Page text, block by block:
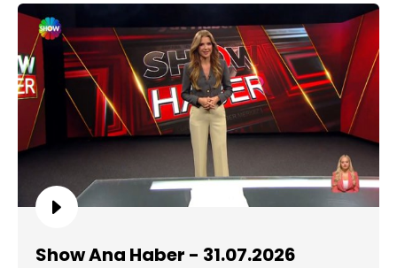
Show Ana Haber - 31.07.2026